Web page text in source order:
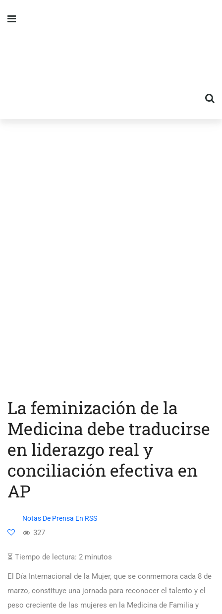
La feminización de la
Medicina debe traducirse
en liderazgo real y
conciliación efectiva en
AP
Notas De Prensa En RSS
327
⏳ Tiempo de lectura: 2 minutos
El Día Internacional de la Mujer, que se conmemora cada 8 de
marzo, constituye una jornada para reconocer el talento y el
peso creciente de las mujeres en la Medicina de Familia y